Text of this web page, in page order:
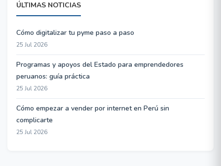
ÚLTIMAS NOTICIAS
Cómo digitalizar tu pyme paso a paso
25 Jul 2026
Programas y apoyos del Estado para emprendedores
peruanos: guía práctica
25 Jul 2026
Cómo empezar a vender por internet en Perú sin
complicarte
25 Jul 2026